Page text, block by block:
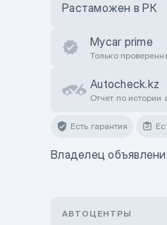
Растаможен в РК
Mycar prime
Только
Autocheck.kz
Отчет по истории
Есть гарантия
Владелец
АВТОЦЕНТРЫ